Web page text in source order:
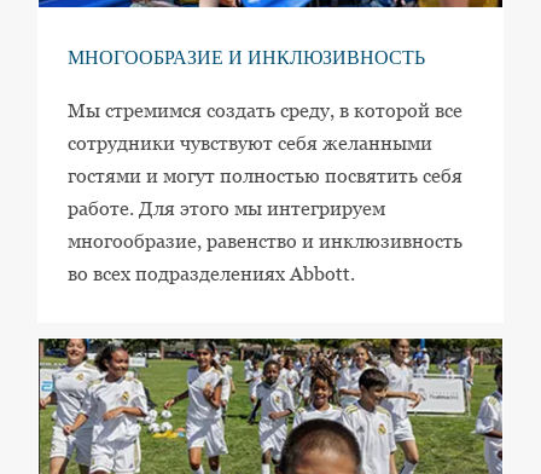
МНОГООБРАЗИЕ И ИНКЛЮЗИВНОСТЬ
Мы стремимся создать среду, в которой все
сотрудники чувствуют себя желанными
гостями и могут полностью посвятить себя
работе. Для этого мы интегрируем
многообразие, равенство и инклюзивность
во всех подразделениях Abbott.